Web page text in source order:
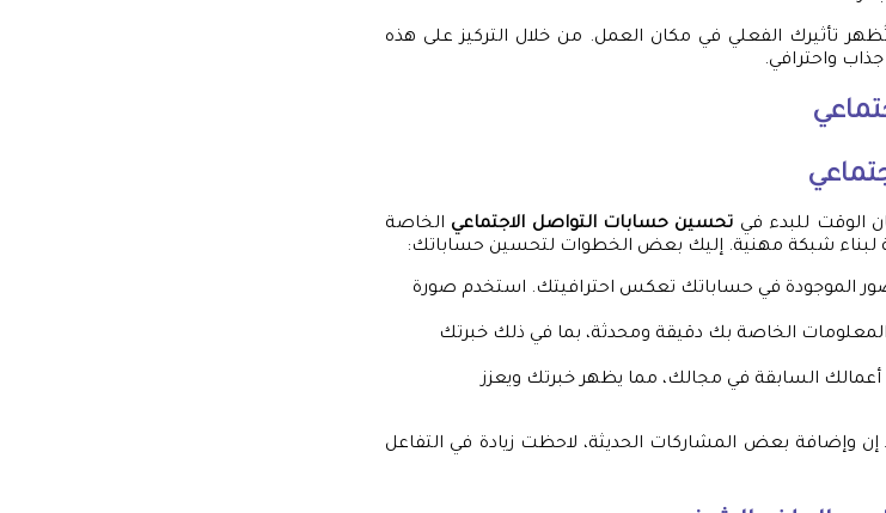
تأثيرك الفعلي في مكان العمل. من خلال التركيز على هذه
واحترافي.
الوقت للبدء في تحسين حسابات التواصل الاجتماعي الخاصة
لبناء شبكة مهنية. إليك بعض الخطوات لتحسين حساباتك:
الموجودة في حساباتك تعكس احترافيتك. استخدم صورة
الخاصة بك دقيقة ومحدثة، بما في ذلك خبرتك
السابقة في مجالك، مما يظهر خبرتك ويعزز
وإضافة بعض المشاركات الحديثة، لاحظت زيادة في التفاعل